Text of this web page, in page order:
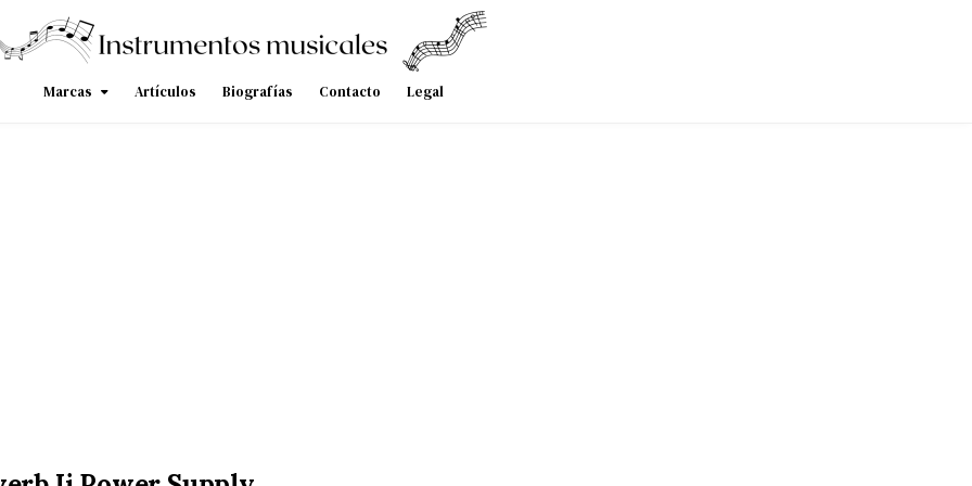
Marcas Artículos Biografías Contacto Legal